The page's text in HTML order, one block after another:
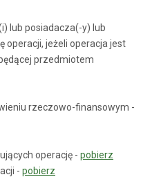
lub posiadacza(-y) lub
operacji, jeżeli operacja jest
przedmiotem
rzeczowo-finansowym -
operację - pobierz
- pobierz